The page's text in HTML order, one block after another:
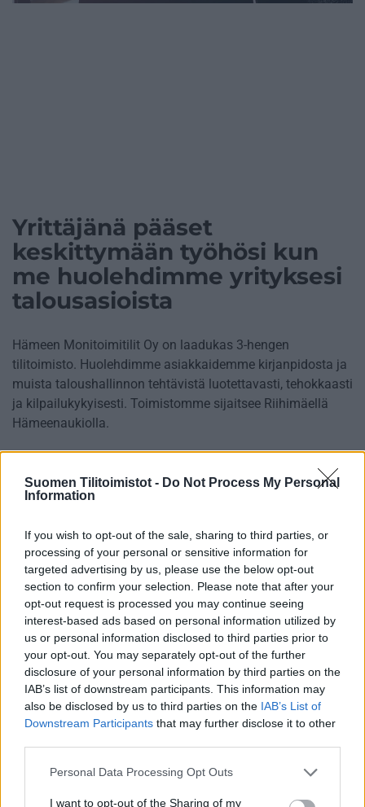
Suomen Tilitoimistot - Do Not Process My Personal
Information
If you wish to opt-out of the sale, sharing to third parties, or
processing of your personal or sensitive information for
targeted advertising by us, please use the below opt-out
section to confirm your selection. Please note that after your
opt-out request is processed you may continue seeing
interest-based ads based on personal information utilized by
us or personal information disclosed to third parties prior to
your opt-out. You may separately opt-out of the further
disclosure of your personal information by third parties on the
IAB’s list of downstream participants. This information may
also be disclosed by us to third parties on the IAB’s List of
Downstream Participants that may further disclose it to other
Please note that this website/app uses one or more Google
not limited to your visit or usage behaviour. You may click to
Personal Data Processing Opt Outs
I want to opt-out of the Sharing of my
Yrittäjänä pääset
keskittymään työhösi kun
me huolehdimme yrityksesi
talousasioista
Hämeen Monitoimitilit Oy on laadukas 3-hengen
tilitoimisto. Huolehdimme asiakkaidemme kirjanpidosta ja
muista taloushallinnon tehtävistä luotettavasti, tehokkaasti
ja kilpailukykyisesti. Toimistomme sijaitsee Riihimäellä
Hämeenaukiolla.
Lisätietoja:www.hameenmonitoimitilit.fi
Palvelukielet
Suomi
Venäjä
Yhtiökoko
Keskikokoiset
Pienet
Mikrot